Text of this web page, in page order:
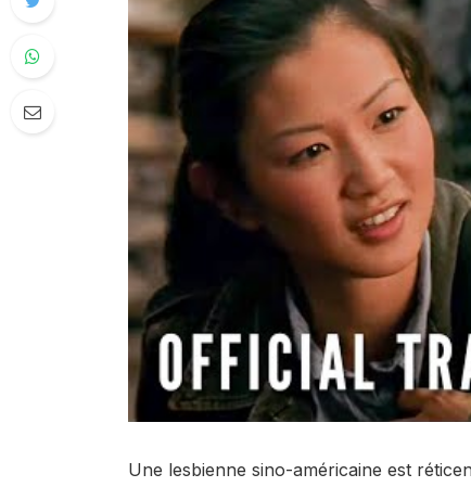
Une lesbienne sino-américaine est